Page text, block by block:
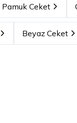
Pamuk Ceket
Beyaz Ceket